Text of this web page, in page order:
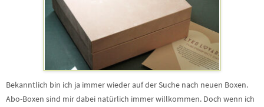
Bekanntlich bin ich ja immer wieder auf der Suche nach neuen Boxen.
Abo-Boxen sind mir dabei natürlich immer willkommen. Doch wenn ich